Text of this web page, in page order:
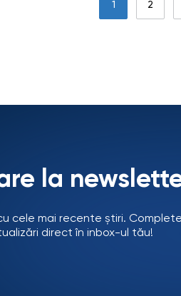
1 2
la
cele mai recente știri.
direct în inbox-ul tău!